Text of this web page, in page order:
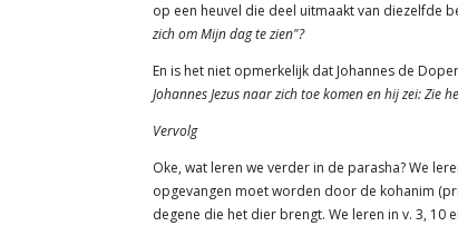
op een heuvel die deel uitmaakt van diezelfde
zich om Mijn dag te zien"?
En is het niet opmerkelijk dat Johannes de
Johannes Jezus naar zich toe komen en hij zei: Zie
Vervolg
Oke, wat leren we verder in de parasha? We
opgevangen moet worden door de kohanim
degene die het dier brengt. We leren in v. 3,